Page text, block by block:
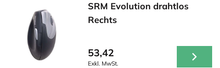
SRM Evolution drahtlos
Rechts
53,42
Exkl. MwSt.